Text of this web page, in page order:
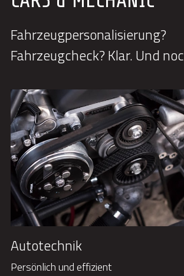
Fahrzeugpersonalisierung?
Fahrzeugcheck? Klar. Und
Autotechnik
Persönlich und effizient